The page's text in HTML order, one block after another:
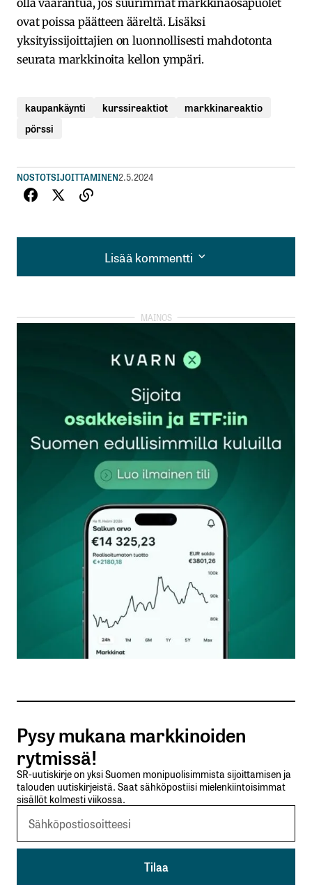
ovat poissa päätteen ääreltä. Lisäksi
yksityissijoittajien on luonnollisesti mahdotonta
seurata markkinoita kellon ympäri.
kaupankäynti kurssireaktiot
markkinareaktio
pörssi
NOSTOTSIJOITTAMINEN2.5.2024
Lisää kommentti
Lisää kommentti
kirjautua
rekisteröityä
Sähköpostiosoitettasi ei julkaista.Pakolliset
kentät on merkitty*
Kommentti*
Nimesi tai nimimerkkisi
Sähköpostiosoitteesi
Tilaa SalkunRakentajan uutiskirje
Lähetä kommentti
Pysy mukana markkinoiden
rytmissä!
SR-uutiskirje on yksi Suomen monipuolisimmista sijoittamisen ja
talouden uutiskirjeistä. Saat sähköpostiisi mielenkiintoisimmat
sisällöt kolmesti viikossa.